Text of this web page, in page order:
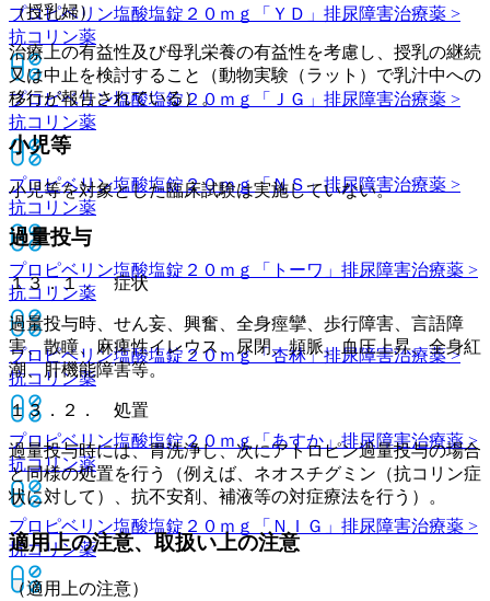
プロピベリン塩酸塩錠２０ｍｇ「ＹＤ」 排尿障害治療薬 >
抗コリン薬
プロピベリン塩酸塩錠２０ｍｇ「ＪＧ」 排尿障害治療薬 >
抗コリン薬
プロピベリン塩酸塩錠２０ｍｇ「ＮＳ」排尿障害治療薬 >
抗コリン薬
プロピベリン塩酸塩錠２０ｍｇ「トーワ」 排尿障害治療薬 >
抗コリン薬
プロピベリン塩酸塩錠２０ｍｇ「杏林」排尿障害治療薬 >
抗コリン薬
プロピベリン塩酸塩錠２０ｍｇ「あすか」排尿障害治療薬 >
抗コリン薬
プロピベリン塩酸塩錠２０ｍｇ「ＮＩＧ」 排尿障害治療薬 >
抗コリン薬
（授乳婦）
治療上の有益性及び母乳栄養の有益性を考慮し、授乳の継続
又は中止を検討すること（動物実験（ラット）で乳汁中への
移行が報告されている）。
小児等
小児等を対象とした臨床試験は実施していない。
過量投与
１３．１． 症状
過量投与時、せん妄、興奮、全身痙攣、歩行障害、言語障
害、散瞳、麻痺性イレウス、尿閉、頻脈、血圧上昇、全身紅
潮、肝機能障害等。
１３．２． 処置
過量投与時には、胃洗浄し、次にアトロピン過量投与の場合
と同様の処置を行う（例えば、ネオスチグミン（抗コリン症
状に対して）、抗不安剤、補液等の対症療法を行う）。
適用上の注意、取扱い上の注意
（適用上の注意）